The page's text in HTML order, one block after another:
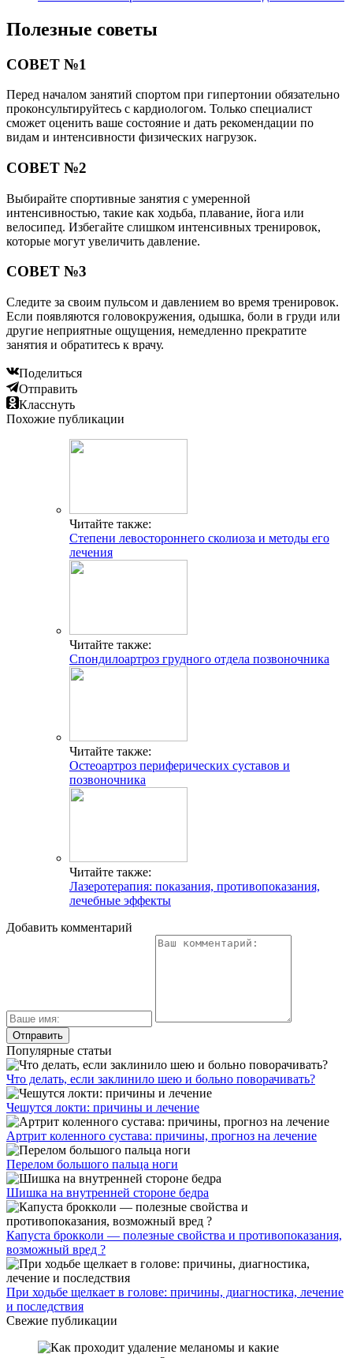
Полезные советы
СОВЕТ №1
Перед началом занятий спортом при гипертонии обязательно
проконсультируйтесь с кардиологом. Только специалист
сможет оценить ваше состояние и дать рекомендации по
видам и интенсивности физических нагрузок.
СОВЕТ №2
Выбирайте спортивные занятия с умеренной
интенсивностью, такие как ходьба, плавание, йога или
велосипед. Избегайте слишком интенсивных тренировок,
которые могут увеличить давление.
СОВЕТ №3
Следите за своим пульсом и давлением во время тренировок.
Если появляются головокружения, одышка, боли в груди или
другие неприятные ощущения, немедленно прекратите
занятия и обратитесь к врачу.
Поделиться
Отправить
Класснуть
Похожие публикации
Читайте также:
Степени левостороннего сколиоза и методы его
лечения
Читайте также:
Спондилоартроз грудного отдела позвоночника
Читайте также:
Остеоартроз периферических суставов и
позвоночника
Читайте также:
Лазеротерапия: показания, противопоказания,
лечебные эффекты
Добавить комментарий
Популярные статьи
Что делать, если заклинило шею и больно поворачивать?
Чешутся локти: причины и лечение
Артрит коленного сустава: причины, прогноз на лечение
Перелом большого пальца ноги
Шишка на внутренней стороне бедра
Капуста брокколи — полезные свойства и противопоказания,
возможный вред ?
При ходьбе щелкает в голове: причины, диагностика, лечение
и последствия
Свежие публикации